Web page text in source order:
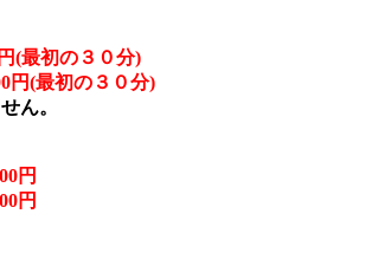
(最初の３０分)
円(最初の３０分)
ん。
円
円